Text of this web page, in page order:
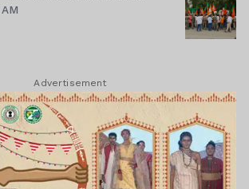
Advertisement